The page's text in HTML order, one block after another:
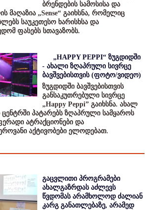
ბრენდების სამოსისა და
მაღაზია „Sense“ გაიხსნა, რომელიც
საუკეთესო ხარისხსა და
ფასებს სთავაზობს.
„HAPPY PEPPI“ ზუგდიდში
- ახალი ზღაპრული სივრცე
ბავშვებისთვის (ფოტო/ვიდეო)
ზუგდიდში ბავშვებისთვის
განსაკუთრებული სივრცე
„Happy Peppi” გაიხსნა. ახალ
პატარებს ზღაპრული სამყაროს
ატრაქციონები და
აქტივობები ელოდებათ.
გაცვლითი პროგრამები
ახალგაზრდას აძლევს
წვდომას არამხოლოდ ძალიან
კარგ განათლებაზე, არამედ